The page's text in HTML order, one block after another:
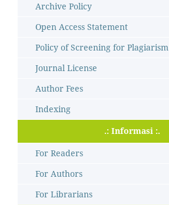
Archive Policy
Open Access Statement
Policy of Screening for Plagiarism
Journal License
Author Fees
Indexing
.: Informasi :.
For Readers
For Authors
For Librarians